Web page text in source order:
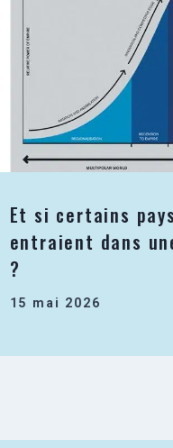
Et si certains
entraient dans
?
15 mai 2026